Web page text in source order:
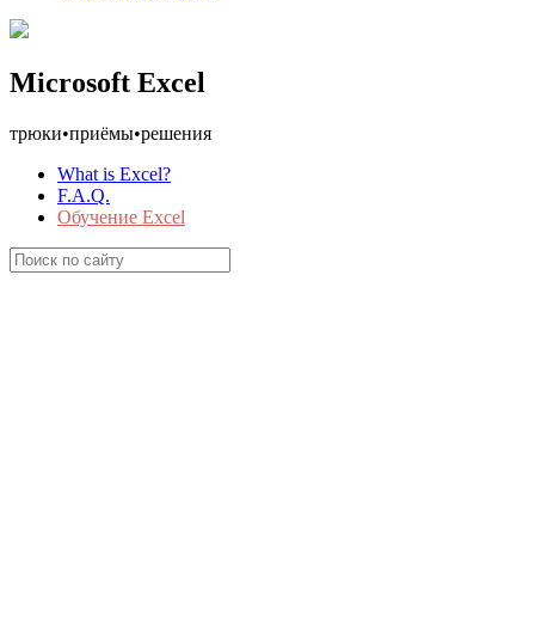
Microsoft Excel
трюки•приёмы•решения
What is Excel?
F.A.Q.
Обучение Excel